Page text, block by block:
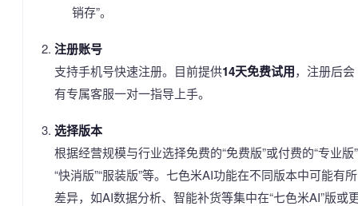
销存”。
注册账号
支持手机号快速注册。目前提供14天免费试用，注册后会
有专属客服一对一指导上手。
选择版本
根据经营规模与行业选择免费的“免费版”或付费的“专业版”
“快消版”“服装版”等。七色米AI功能在不同版本中可能有所
差异，如AI数据分析、智能补货等集中在“七色米AI”版或